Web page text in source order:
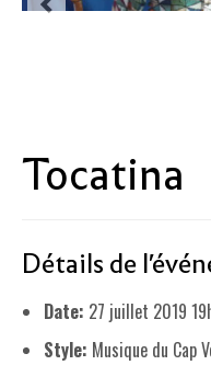
AMI·ES ARTISTES
LE CAFÉ/RESTO
LES FORMULES
LA CARTE
Tocatina
Détails de
Date: 27 juillet 2019
Style: Musique du Cap